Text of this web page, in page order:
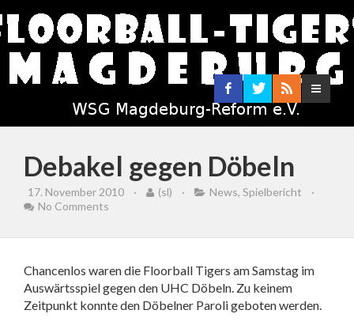
Debakel gegen Döbeln
17. November 2010 · (sl) · News, Spielbericht
·
No Comments
Chancenlos waren die Floorball Tigers am Samstag im
Auswärtsspiel gegen den UHC Döbeln. Zu keinem
Zeitpunkt konnte den Döbelner Paroli geboten werden.